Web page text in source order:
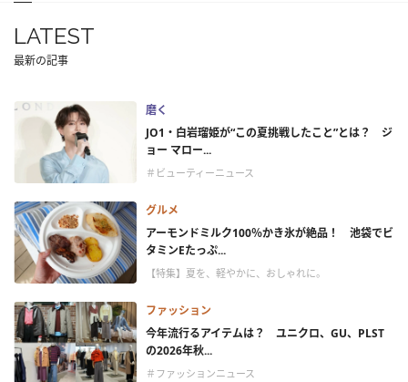
LATEST
最新の記事
磨く
JO1・白岩瑠姫が“この夏挑戦したこと”とは？ ジ
ョー マロー...
＃ビューティーニュース
グルメ
アーモンドミルク100％かき氷が絶品！ 池袋でビ
タミンEたっぷ...
【特集】夏を、軽やかに、おしゃれに。
ファッション
今年流行るアイテムは？ ユニクロ、GU、PLST
の2026年秋...
＃ファッションニュース